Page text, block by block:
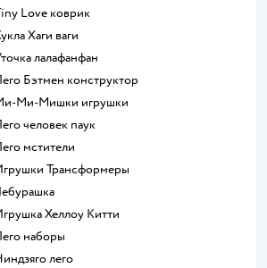
Tiny Love коврик
Кукла Хаги ваги
Уточка лалафанфан
Лего Бэтмен конструктор
Ми-Ми-Мишки игрушки
Лего человек паук
Лего мстители
Игрушки Трансформеры
Чебурашка
Игрушка Хеллоу Китти
Лего наборы
Ниндзяго лего